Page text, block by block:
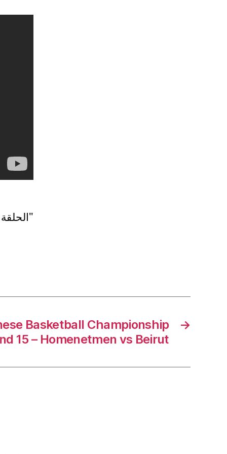
الحلقة الأولى من المسلسل الدرامي الكوميدي "عريس تحت الطلب"
→
Basketball Championship
15 – Homenetmen vs Beirut